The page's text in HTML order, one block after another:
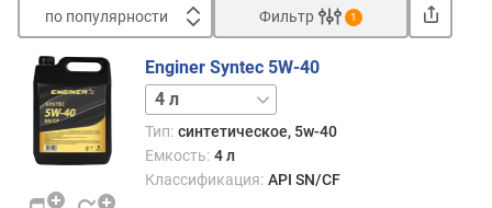
по популярности
о
п
о
у
Фильтр 1
Enginer Syntec 5W-40
1 л
Тип: синтетическое, 5w-40
Емкость: 4 л
Классификация: API SN/CF